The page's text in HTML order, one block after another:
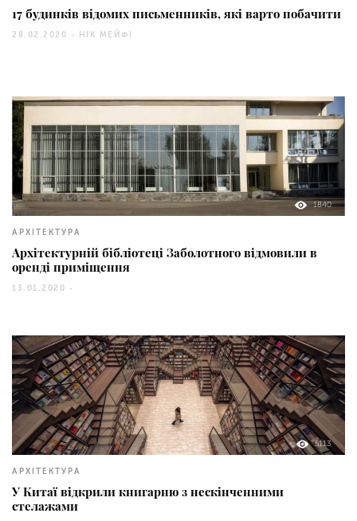
17 будинків відомих письменників, які варто побачити
28.02.2020 - НІК МЕЙФІ
1840
АРХІТЕКТУРА
Архітектурній бібліотеці Заболотного відмовили в
оренді приміщення
13.01.2020 -
5113
АРХІТЕКТУРА
У Китаї відкрили книгарню з нескінченними
стелажами